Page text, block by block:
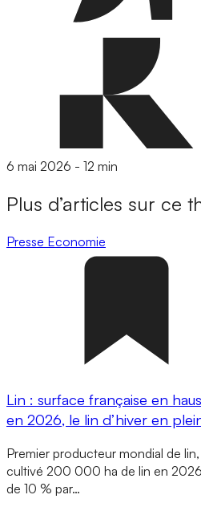
6 mai 2026 - 12 min
Plus d’articles sur ce
Presse Economie
Lin : surface française en
en 2026, le lin d’hiver en
Premier producteur mondial de
cultivé 200 000 ha de lin en
de 10 % par…